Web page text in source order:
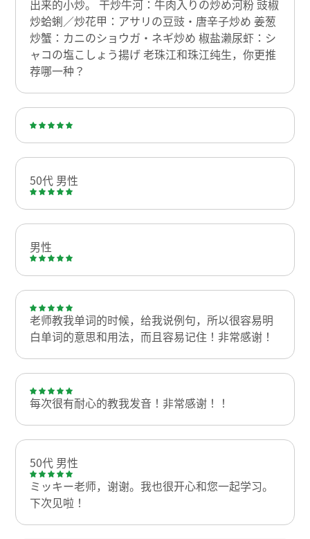
出来的小炒。 干炒牛河：牛肉入りの炒め河粉 豉椒
炒蛤蜊／炒花甲：アサリの豆豉・唐辛子炒め 姜葱
炒蟹：カニのショウガ・ネギ炒め 椒盐濑尿虾：シ
ャコの塩こしょう揚げ 老珠江和珠江纯生，你更推
荐哪一种？
50代 男性
男性
老师教我单词的时候，给我说例句，所以很容易明
白单词的意思和用法，而且容易记住！非常感谢！
每次很有耐心的教我发音！非常感谢！！
50代 男性
ミッキー老师，谢谢。我也很开心和您一起学习。
下次见啦！